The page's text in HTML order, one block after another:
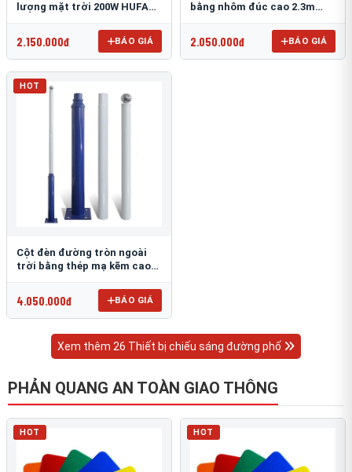
lượng mặt trời 200W HUFA
2.150.000đ BÁO GIÁ
bằng nhôm đúc cao 2.3m
2.050.000đ BÁO GIÁ
HOT
Cột đèn đường tròn ngoài
trời bằng thép mạ kẽm cao
4.050.000đ BÁO GIÁ
Xem thêm 26 Thiết bị chiếu sáng đường phố
PHẢN QUANG AN TOÀN GIAO THÔNG
HOT HOT